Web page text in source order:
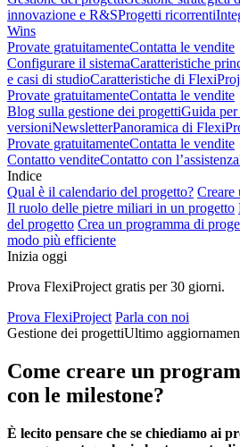
innovazione e R&SProgetti ricorrenti
Wins
Provate gratuitamenteContatta le vendite
Configurare il sistemaCaratteristiche
e casi di studioCaratteristiche di
Provate gratuitamenteContatta le vendite
Blog sulla gestione dei progettiGuida per
versioniNewsletterPanoramica di
Provate gratuitamenteContatta le vendite
Contatto venditeContatto con l’assistenza
Indice
Qual è il calendario del progetto? Creare
Il ruolo delle pietre miliari in un progetto
del progetto Crea un programma di
modo più efficiente
Inizia oggi
Prova FlexiProject gratis per 30 giorni.
Prova FlexiProject Parla con noi
Gestione dei progettiUltimo
Come creare un
con le milestone?
È lecito pensare che se chiediamo ai